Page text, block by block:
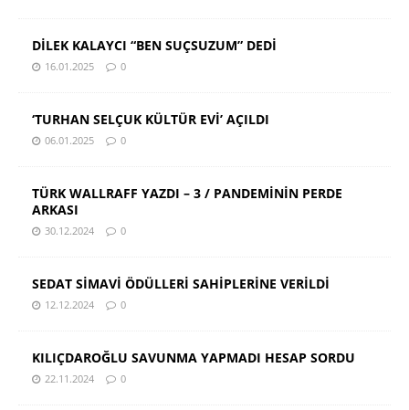
DİLEK KALAYCI “BEN SUÇSUZUM” DEDİ
16.01.2025 0
‘TURHAN SELÇUK KÜLTÜR EVİ’ AÇILDI
06.01.2025 0
TÜRK WALLRAFF YAZDI – 3 / PANDEMİNİN PERDE
ARKASI
30.12.2024 0
SEDAT SİMAVİ ÖDÜLLERİ SAHİPLERİNE VERİLDİ
12.12.2024 0
KILIÇDAROĞLU SAVUNMA YAPMADI HESAP SORDU
22.11.2024 0